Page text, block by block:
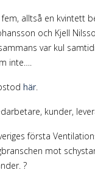
alltså en kvintett
och Kjell
var kul
inte….
här.
kunder,
första
mot
?